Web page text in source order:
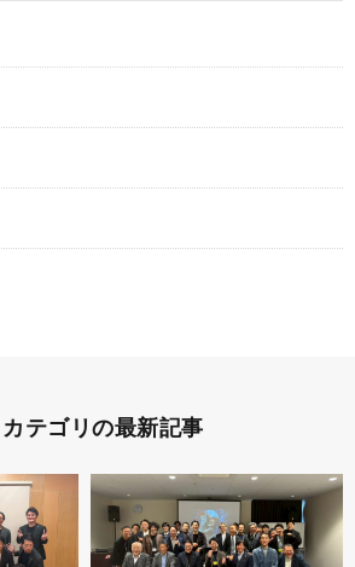
カテゴリの最新記事